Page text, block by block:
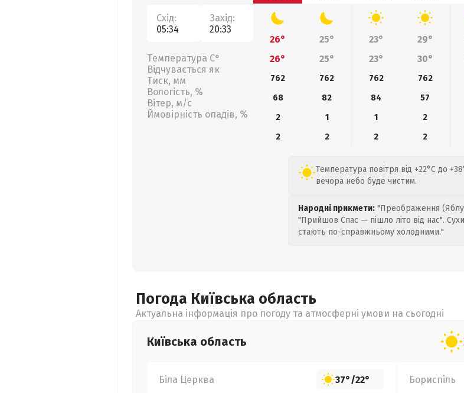
Схід:
05:34
Захід:
20:33
Температура С°
Відчувається як
Тиск, мм
Вологість, %
Вітер, м/с
Ймовірність опадів, %
26° 25° 23° 29°
26°
25° 23° 30°
762 762 762 762
68
82 84 57
2
1 1 2
2
2 2 2
Температура повітря від +22°C до
вечора небо буде чистим.
Народні прикмети: "Преображення
"Прийшов Спас — пішло літо від нас".
стають по-справжньому холодними."
Погода Київська область
Актуальна інформація про погоду та атмосферні умови на сьогодні
Київська область
Біла Церква 37°/22° Бориспіль